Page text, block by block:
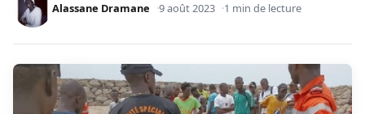
Alassane Dramane 9 août 2023 1 min de lecture